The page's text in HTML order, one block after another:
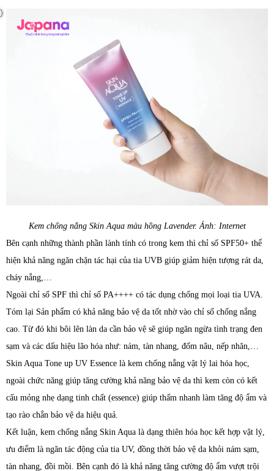
Kem chống nắng Skin Aqua màu hồng Lavender. Ảnh: Internet
Bên cạnh những thành phần lành tính có trong kem thì chỉ số SPF50+ thể
hiện khả năng ngăn chặn tác hại của tia UVB giúp giảm hiện tượng rát da,
cháy nắng,…
Ngoài chỉ số SPF thì chỉ số PA++++ có tác dụng chống mọi loại tia UVA.
Tóm lại Sản phẩm có khả năng bảo vệ da tốt nhờ vào chỉ số chống nắng
cao. Từ đó khi bôi lên làn da cần bảo vệ sẽ giúp ngăn ngừa tình trạng đen
sạm và các dấu hiệu lão hóa như: nám, tàn nhang, đốm nâu, nếp nhăn,…
Skin Aqua Tone up UV Essence là kem chống nắng vật lý lai hóa học,
ngoài chức năng giúp tăng cường khả năng bảo vệ da thì kem còn có kết
cấu mỏng nhẹ dạng tinh chất (essence) giúp thấm nhanh làm tăng độ ẩm và
tạo rào chắn bảo vệ da hiệu quả.
Kết luận, kem chống nắng Skin Aqua là dạng thiên hóa học kết hợp vật lý,
ưu điểm là ngăn tác động của tia UV, đồng thời bảo vệ da khỏi nám sạm,
tàn nhang, đồi mồi. Bên cạnh đó là khả năng tăng cường độ ẩm vượt trội